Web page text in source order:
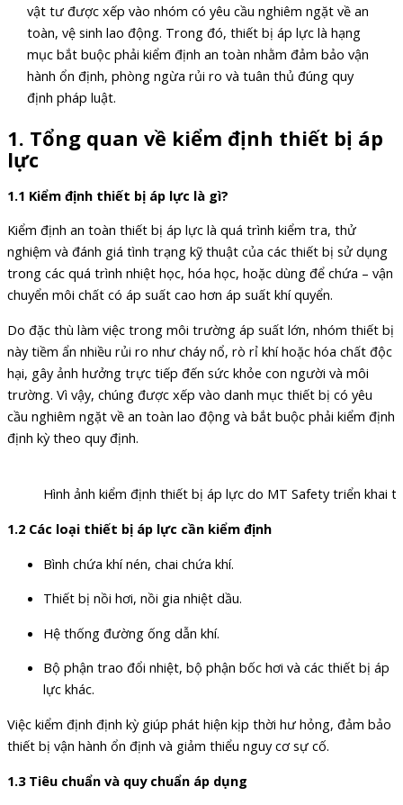
vật tư được xếp vào nhóm có yêu cầu nghiêm ngặt về an
toàn, vệ sinh lao động. Trong đó, thiết bị áp lực là hạng
mục bắt buộc phải kiểm định an toàn nhằm đảm bảo vận
hành ổn định, phòng ngừa rủi ro và tuân thủ đúng quy
định pháp luật.
1. Tổng quan về kiểm định thiết bị áp
lực
1.1 Kiểm định thiết bị áp lực là gì?
Kiểm định an toàn thiết bị áp lực là quá trình kiểm tra, thử
nghiệm và đánh giá tình trạng kỹ thuật của các thiết bị sử dụng
trong các quá trình nhiệt học, hóa học, hoặc dùng để chứa – vận
chuyển môi chất có áp suất cao hơn áp suất khí quyển.
Do đặc thù làm việc trong môi trường áp suất lớn, nhóm thiết bị
này tiềm ẩn nhiều rủi ro như cháy nổ, rò rỉ khí hoặc hóa chất độc
hại, gây ảnh hưởng trực tiếp đến sức khỏe con người và môi
trường. Vì vậy, chúng được xếp vào danh mục thiết bị có yêu
cầu nghiêm ngặt về an toàn lao động và bắt buộc phải kiểm định
định kỳ theo quy định.
Hình ảnh kiểm định thiết bị áp lực do MT Safety triển khai
1.2 Các loại thiết bị áp lực cần kiểm định
Bình chứa khí nén, chai chứa khí.
Thiết bị nồi hơi, nồi gia nhiệt dầu.
Hệ thống đường ống dẫn khí.
Bộ phận trao đổi nhiệt, bộ phận bốc hơi và các thiết bị áp
lực khác.
Việc kiểm định định kỳ giúp phát hiện kịp thời hư hỏng, đảm bảo
thiết bị vận hành ổn định và giảm thiểu nguy cơ sự cố.
1.3 Tiêu chuẩn và quy chuẩn áp dụng